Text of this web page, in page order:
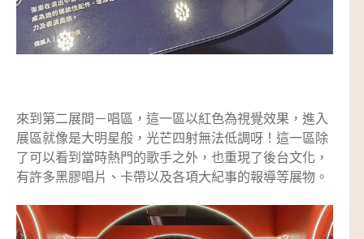
來到第二展間－唱區，這一區以紅色為視覺效果，進入
展區就像是大明星般，光芒四射無法低調呀！這一區除
了可以看到當時熱門的歌手之外，也重現了後台文化，
有許多黑膠唱片、卡帶以及各項大紀事的報導等展物。